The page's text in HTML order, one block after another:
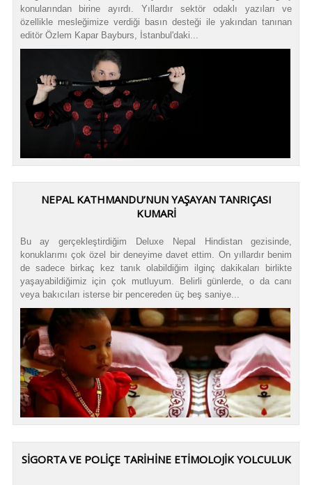
konularından birine ayırdı. Yıllardır sektör odaklı yazıları ve
özellikle mesleğimize verdiği basın desteği ile yakından tanınan
editör Özlem Kapar Bayburs, İstanbul'daki...
NEPAL KATHMANDU’NUN YAŞAYAN TANRIÇASI
KUMARİ
Bu ay gerçekleştirdiğim Deluxe Nepal Hindistan gezisinde,
konuklarımı çok özel bir deneyime davet ettim. On yıllardır benim
de sadece birkaç kez tanık olabildiğim ilginç dakikaları birlikte
yaşayabildiğimiz için çok mutluyum. Belirli günlerde, o da canı
veya bakıcıları isterse bir pencereden üç beş saniye...
SİGORTA VE POLİÇE TARİHİNE ETİMOLOJİK YOLCULUK